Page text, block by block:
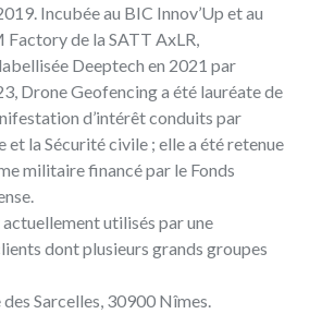
Incubée au BIC Innov’Up et au
de la SATT AxLR,
Deeptech en 2021 par
Drone Geofencing a été lauréate de
d’intérêt conduits par
la Sécurité civile ; elle a été retenue
militaire financé par le Fonds
utilisés par une
dont plusieurs grands groupes
des Sarcelles, 30900 Nîmes.